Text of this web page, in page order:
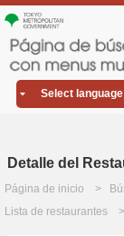
Select language
Detalle del
Página de inicio
Lista de restaurantes